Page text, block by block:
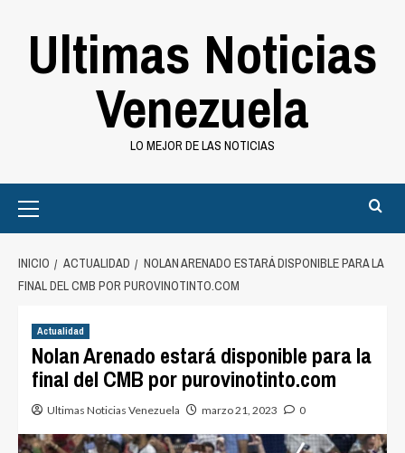
Ultimas Noticias
Venezuela
LO MEJOR DE LAS NOTICIAS
Menu
INICIO ACTUALIDAD
NOLAN ARENADO ESTARÁ DISPONIBLE PARA LA
FINAL DEL CMB POR PUROVINOTINTO.COM
Actualidad
Nolan Arenado estará disponible para la
final del CMB por purovinotinto.com
Ultimas Noticias Venezuela marzo 21, 2023 0